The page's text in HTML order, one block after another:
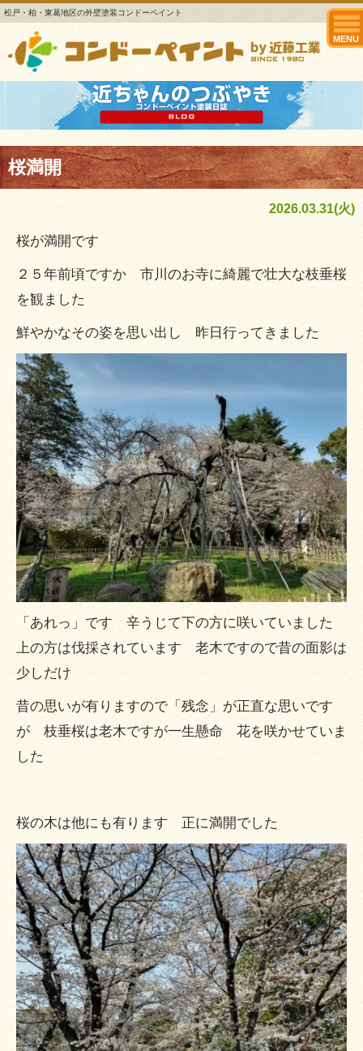
松戸・柏・東葛地区の外壁塗装コンドーペイント
MENU
桜満開
2026.03.31(火)
桜が満開です
２５年前頃ですか 市川のお寺に綺麗で壮大な枝垂桜
を観ました
鮮やかなその姿を思い出し 昨日行ってきました
「あれっ」です 辛うじて下の方に咲いていました
上の方は伐採されています 老木ですので昔の面影は
少しだけ
昔の思いが有りますので「残念」が正直な思いです
が 枝垂桜は老木ですが一生懸命 花を咲かせていま
した
桜の木は他にも有ります 正に満開でした